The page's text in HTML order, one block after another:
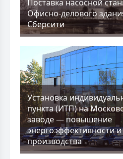
Поставка насосной
Офисно-делового
Сберсити
Установка
пункта (ИТП) на
заводе — повышение
энергоэффективности
производства